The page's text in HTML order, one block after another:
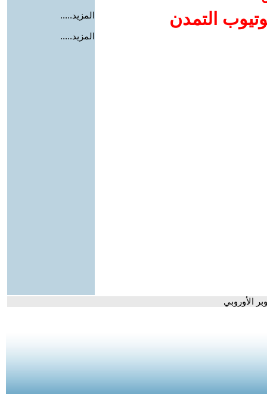
التمدن
المزيد.....
المزيد.....
الأوروبي